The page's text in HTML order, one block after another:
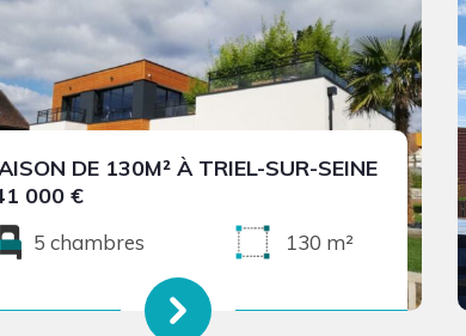
DE 130M² À TRIEL-SUR-SEINE
000 €
5 chambres 130 m²